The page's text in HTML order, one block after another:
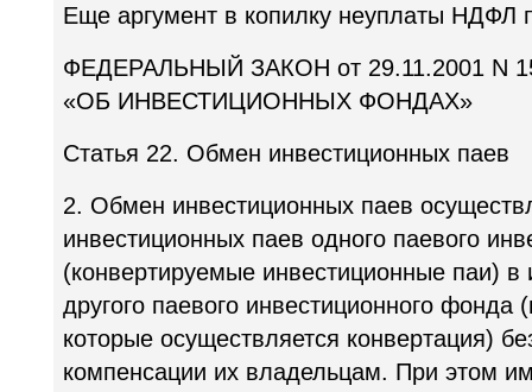
Еще аргумент в копилку неуплаты НДФЛ
ФЕДЕРАЛЬНЫЙ ЗАКОН от 29.11.2001 N
«ОБ ИНВЕСТИЦИОННЫХ ФОНДАХ»
Статья 22. Обмен инвестиционных паев
2. Обмен инвестиционных паев
инвестиционных паев одного паевого
(конвертируемые инвестиционные паи) в
другого паевого инвестиционного фонда
которые осуществляется конвертация)
компенсации их владельцам. При этом